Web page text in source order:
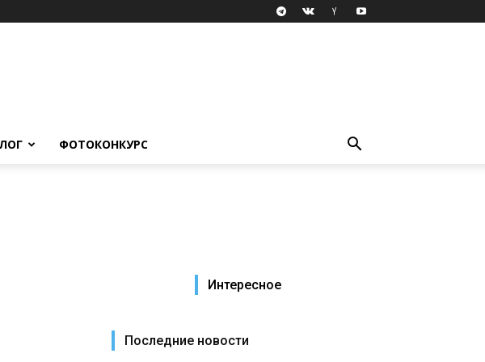
ФОТОКОНКУРС
Интересное
Последние новости